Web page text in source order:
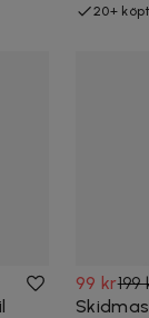
20+
99 kr199